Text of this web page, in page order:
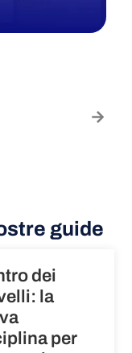
guide
dei
la
per